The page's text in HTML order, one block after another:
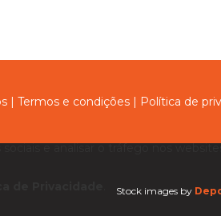
| Termos e condições | Política de
Stock images by
e analisar o tráfego nos